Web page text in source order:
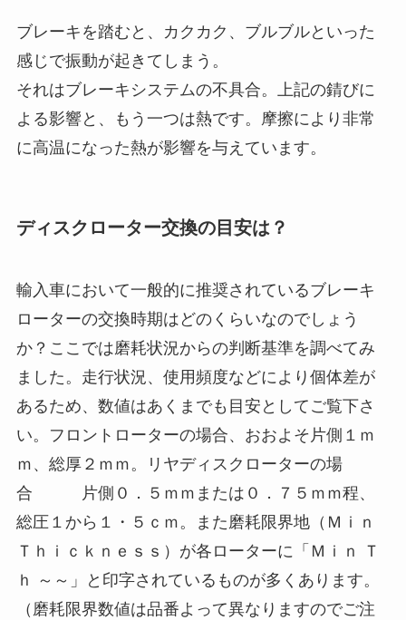
ブレーキを踏むと、カクカク、ブルブルといった
感じで振動が起きてしまう。
それはブレーキシステムの不具合。上記の錆びに
よる影響と、もう一つは熱です。摩擦により非常
に高温になった熱が影響を与えています。
ディスクローター交換の目安は？
輸入車において一般的に推奨されているブレーキ
ローターの交換時期はどのくらいなのでしょう
か？ここでは磨耗状況からの判断基準を調べてみ
ました。走行状況、使用頻度などにより個体差が
あるため、数値はあくまでも目安としてご覧下さ
い。フロントローターの場合、おおよそ片側１ｍ
ｍ、総厚２ｍｍ。リヤディスクローターの場
合 片側０．５ｍｍまたは０．７５ｍｍ程、
総圧１から１・５ｃｍ。また磨耗限界地（Ｍｉｎ
Ｔｈｉｃｋｎｅｓｓ）が各ローターに「Ｍｉｎ Ｔ
ｈ ～～」と印字されているものが多くあります。
（磨耗限界数値は品番よって異なりますのでご注